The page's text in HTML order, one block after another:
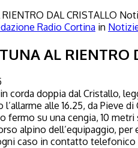
Radio Cortina in
AL RIENTRO
corda doppia dal Cristallo,
alle 16.25, da Pieve
fermo su una cengia, 10
alpino dell’equipaggio,
caso in contatto